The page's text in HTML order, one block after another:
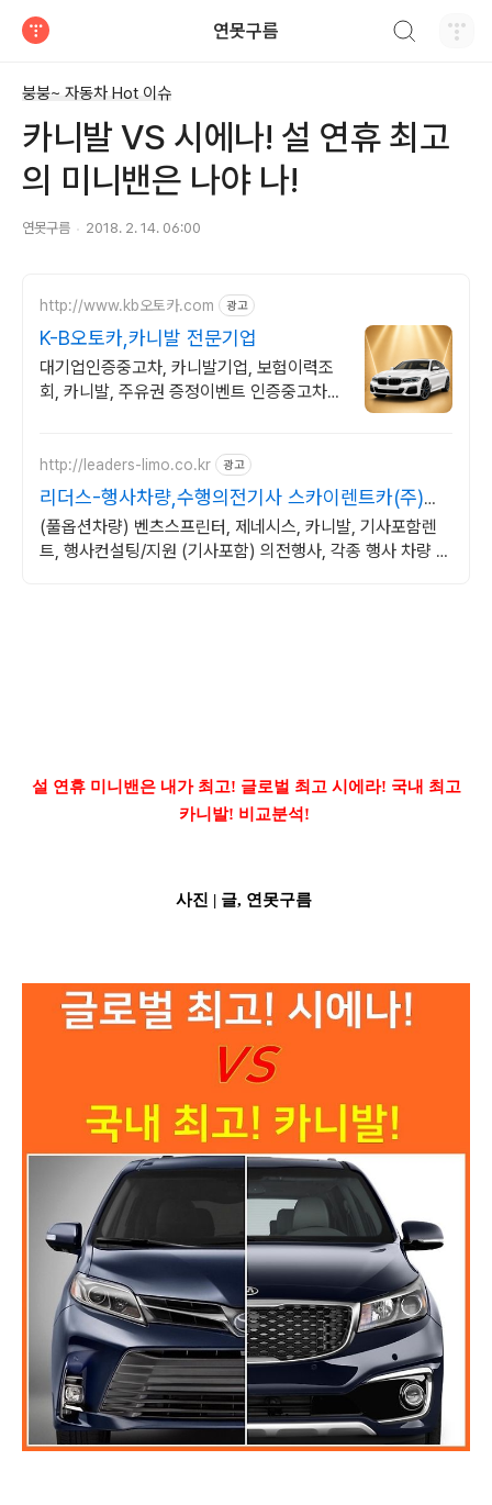
연못구름
붕붕~ 자동차 Hot 이슈
카니발 VS 시에나! 설 연휴 최고
의 미니밴은 나야 나!
연못구름 2018. 2. 14. 06:00
http://www.kb오토카.com 광고
K-B오토카,카니발 전문기업
대기업인증중고차, 카니발기업, 보험이력조
회, 카니발, 주유권 증정이벤트 인증중고차 7
http://leaders-limo.co.kr 광고
리더스-행사차량,수행의전기사 스카이렌트카(주)리
더스리무진
(풀옵션차량) 벤츠스프린터, 제네시스, 카니발, 기사포함렌
트, 행사컨설팅/지원 (기사포함) 의전행사, 각종 행사 차량 공
설 연휴 미니밴은 내가 최고! 글로벌 최고 시에라! 국내 최고
카니발! 비교분석!
사진 | 글, 연못구름